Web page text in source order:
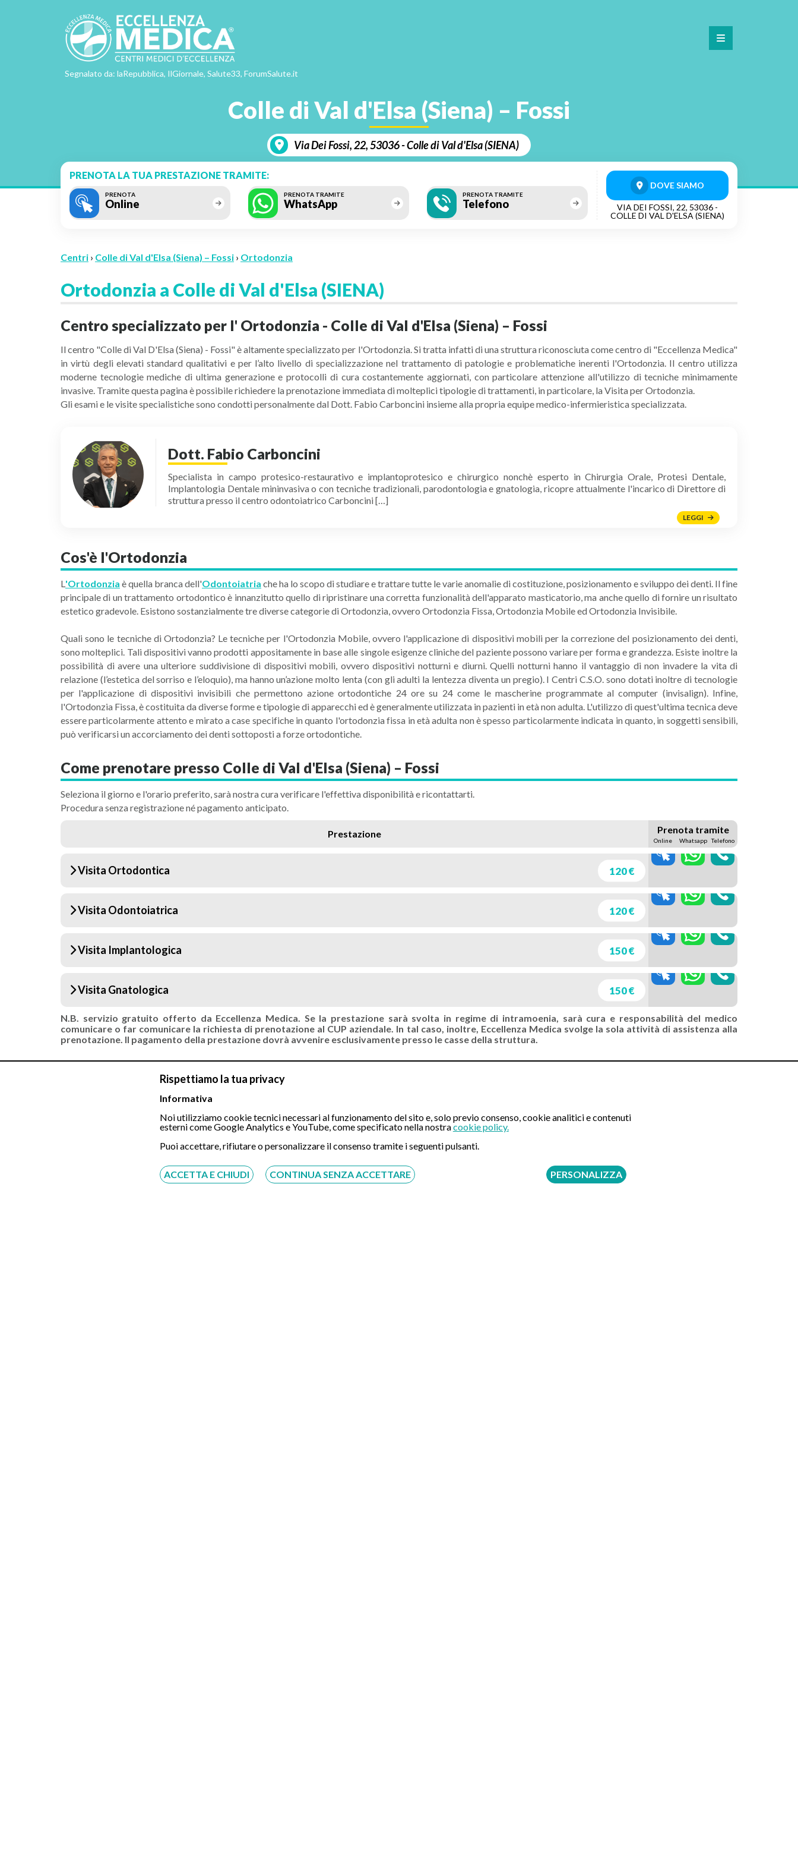
Rispettiamo la tua privacy
Informativa
Noi utilizziamo cookie tecnici necessari al funzionamento del sito e, solo previo consenso, cookie analitici e contenuti
esterni come Google Analytics e YouTube, come specificato nella nostracookie policy.
Puoi accettare, rifiutare o personalizzare il consenso tramite i seguenti pulsanti.
ACCETTA E CHIUDI CONTINUA SENZA ACCETTARE PERSONALIZZA
Segnalato da: laRepubblica, IlGiornale, Salute33, ForumSalute.it
Colle di Val d'Elsa (Siena) – Fossi
Via Dei Fossi, 22, 53036 - Colle di Val d'Elsa (SIENA)
PRENOTA LA TUA PRESTAZIONE TRAMITE:
PRENOTA
Online
PRENOTA TRAMITE
WhatsApp
PRENOTA TRAMITE
Telefono
DOVE SIAMO
VIA DEI FOSSI, 22, 53036 -
COLLE DI VAL D'ELSA (SIENA)
Centri › Colle di Val d'Elsa (Siena) – Fossi › Ortodonzia
Ortodonzia a Colle di Val d'Elsa (SIENA)
Centro specializzato per l' Ortodonzia - Colle di Val d'Elsa (Siena) – Fossi
Il centro "Colle di Val D'Elsa (Siena) - Fossi" è altamente specializzato per l'Ortodonzia. Si tratta infatti di una struttura riconosciuta come centro di "Eccellenza Medica"
in virtù degli elevati standard qualitativi e per l’alto livello di specializzazione nel trattamento di patologie e problematiche inerenti l'Ortodonzia. Il centro utilizza
moderne tecnologie mediche di ultima generazione e protocolli di cura costantemente aggiornati, con particolare attenzione all'utilizzo di tecniche minimamente
invasive. Tramite questa pagina è possibile richiedere la prenotazione immediata di molteplici tipologie di trattamenti, in particolare, la Visita per Ortodonzia.
Gli esami e le visite specialistiche sono condotti personalmente dal Dott. Fabio Carboncini insieme alla propria equipe medico-infermieristica specializzata.
Dott. Fabio Carboncini
Specialista in campo protesico-restaurativo e implantoprotesico e chirurgico nonchè esperto in Chirurgia Orale, Protesi Dentale,
Implantologia Dentale mininvasiva o con tecniche tradizionali, parodontologia e gnatologia, ricopre attualmente l'incarico di Direttore di
struttura presso il centro odontoiatrico Carboncini […]
LEGGI
Cos'è l'Ortodonzia
L'Ortodonzia è quella branca dell'Odontoiatria che ha lo scopo di studiare e trattare tutte le varie anomalie di costituzione, posizionamento e sviluppo dei denti. Il fine
principale di un trattamento ortodontico è innanzitutto quello di ripristinare una corretta funzionalità dell'apparato masticatorio, ma anche quello di fornire un risultato
estetico gradevole. Esistono sostanzialmente tre diverse categorie di Ortodonzia, ovvero Ortodonzia Fissa, Ortodonzia Mobile ed Ortodonzia Invisibile.
Quali sono le tecniche di Ortodonzia? Le tecniche per l'Ortodonzia Mobile, ovvero l'applicazione di dispositivi mobili per la correzione del posizionamento dei denti,
sono molteplici. Tali dispositivi vanno prodotti appositamente in base alle singole esigenze cliniche del paziente possono variare per forma e grandezza. Esiste inoltre la
possibilità di avere una ulteriore suddivisione di dispositivi mobili, ovvero dispositivi notturni e diurni. Quelli notturni hanno il vantaggio di non invadere la vita di
relazione (l’estetica del sorriso e l’eloquio), ma hanno un’azione molto lenta (con gli adulti la lentezza diventa un pregio). I Centri C.S.O. sono dotati inoltre di tecnologie
per l'applicazione di dispositivi invisibili che permettono azione ortodontiche 24 ore su 24 come le mascherine programmate al computer (invisalign). Infine,
l'Ortodonzia Fissa, è costituita da diverse forme e tipologie di apparecchi ed è generalmente utilizzata in pazienti in età non adulta. L'utilizzo di quest'ultima tecnica deve
essere particolarmente attento e mirato a case specifiche in quanto l'ortodonzia fissa in età adulta non è spesso particolarmente indicata in quanto, in soggetti sensibili,
può verificarsi un accorciamento dei denti sottoposti a forze ortodontiche.
Come prenotare presso Colle di Val d'Elsa (Siena) – Fossi
Seleziona il giorno e l'orario preferito, sarà nostra cura verificare l'effettiva disponibilità e ricontattarti.
Procedura senza registrazione né pagamento anticipato.
Prestazione Prenota tramite
Online Telefono
Whatsapp
Visita Ortodontica 120 €
Visita Odontoiatrica 120 €
Visita Implantologica 150 €
Visita Gnatologica 150 €
N.B. servizio gratuito offerto da Eccellenza Medica. Se la prestazione sarà svolta in regime di intramoenia, sarà cura e responsabilità del medico
comunicare o far comunicare la richiesta di prenotazione al CUP aziendale. In tal caso, inoltre, Eccellenza Medica svolge la sola attività di assistenza alla
prenotazione. Il pagamento della prestazione dovrà avvenire esclusivamente presso le casse della struttura.
Convenzionato con
Tutte le assicurazioni, fondi e casse*
*Il rimborso sarà assoggettato alle condizioni contrattuali stipulate con il rispettivo ente
Foto Colle di Val d'Elsa (Siena) – Fossi